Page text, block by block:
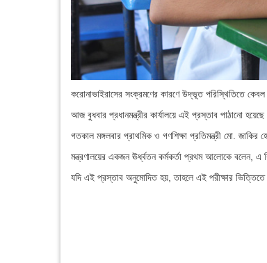
করোনাভাইরাসের সংক্রমণের কারণে উদ্ভূত পরিস্থিতিতে কেবল
আজ বুধবার প্রধানমন্ত্রীর কার্যালয়ে এই প্রস্তাব পাঠানো
গতকাল মঙ্গলবার প্রাথমিক ও গণশিক্ষা প্রতিমন্ত্রী মো. জাকির
মন্ত্রণালয়ের একজন ঊর্ধ্বতন কর্মকর্তা প্রথম আলোকে বলেন, এ
যদি এই প্রস্তাব অনুমোদিত হয়, তাহলে এই পরীক্ষার